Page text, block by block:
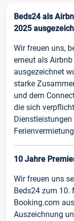
Beds24 als
2025
Wir freuen uns,
erneut als
ausgezeichnet
starke
und dem
die sich
10 Jahre
Wir freuen uns
Beds24 zum 10.
Booking.com
Auszeichnung